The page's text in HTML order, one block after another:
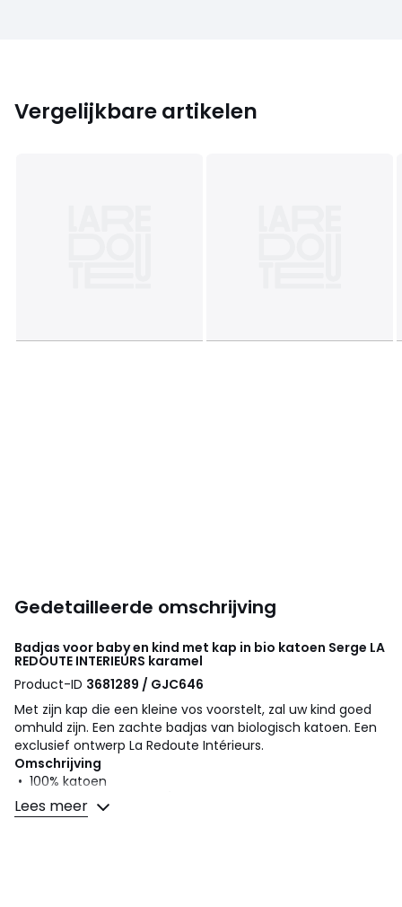
Vergelijkbare artikelen
Gedetailleerde omschrijving
Badjas voor baby en kind met kap in bio katoen Serge LA
REDOUTE INTERIEURS karamel
Product-ID 3681289 / GJC646
Met zijn kap die een kleine vos voorstelt, zal uw kind goed
omhuld zijn. Een zachte badjas van biologisch katoen. Een
exclusief ontwerp La Redoute Intérieurs.
Omschrijving
• 100% katoen
• Bouclé badstof 400 g/m2
• Gevoerde en geborduurde kap
Lees meer